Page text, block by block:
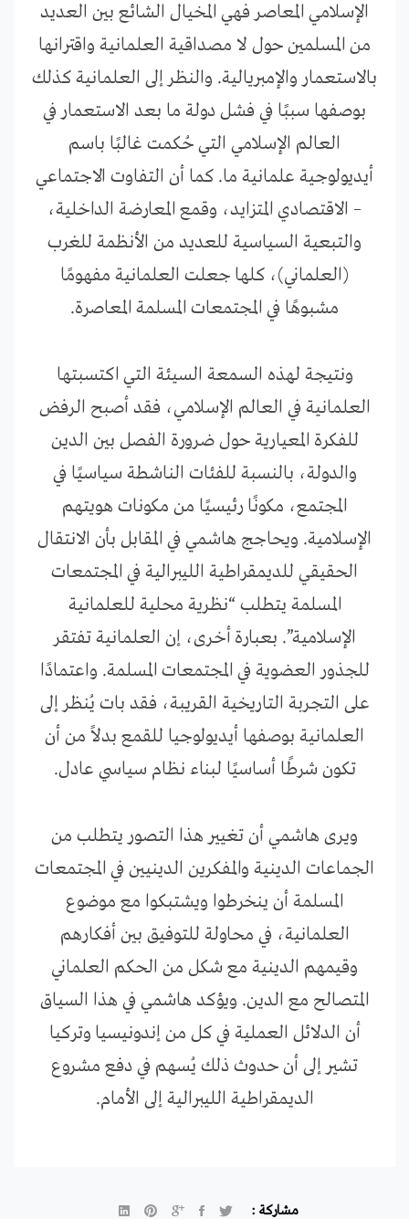
الإسلامي المعاصر فهي المخيال الشائع بين العديد
من المسلمين حول لا مصداقية العلمانية واقترانها
بالاستعمار والإمبريالية. والنظر إلى العلمانية كذلك
بوصفها سببًا في فشل دولة ما بعد الاستعمار في
العالم الإسلامي التي حُكمت غالبًا باسم
أيديولوجية علمانية ما. كما أن التفاوت الاجتماعي
– الاقتصادي المتزايد، وقمع المعارضة الداخلية،
والتبعية السياسية للعديد من الأنظمة للغرب
(العلماني)، كلها جعلت العلمانية مفهومًا
مشبوهًا في المجتمعات المسلمة المعاصرة.
ونتيجة لهذه السمعة السيئة التي اكتسبتها
العلمانية في العالم الإسلامي، فقد أصبح الرفض
للفكرة المعيارية حول ضرورة الفصل بين الدين
والدولة، بالنسبة للفئات الناشطة سياسيًا في
المجتمع، مكونًا رئيسيًا من مكونات هويتهم
الإسلامية. ويحاجج هاشمي في المقابل بأن الانتقال
الحقيقي للديمقراطية الليبرالية في المجتمعات
المسلمة يتطلب “نظرية محلية للعلمانية
الإسلامية”. بعبارة أخرى، إن العلمانية تفتقر
للجذور العضوية في المجتمعات المسلمة. واعتمادًا
على التجربة التاريخية القريبة، فقد بات يُنظر إلى
العلمانية بوصفها أيديولوجيا للقمع بدلاً من أن
تكون شرطًا أساسيًا لبناء نظام سياسي عادل.
ويرى هاشمي أن تغيير هذا التصور يتطلب من
الجماعات الدينية والمفكرين الدينيين في المجتمعات
المسلمة أن ينخرطوا ويشتبكوا مع موضوع
العلمانية، في محاولة للتوفيق بين أفكارهم
وقيمهم الدينية مع شكل من الحكم العلماني
المتصالح مع الدين. ويؤكد هاشمي في هذا السياق
أن الدلائل العملية في كل من إندونيسيا وتركيا
تشير إلى أن حدوث ذلك يُسهم في دفع مشروع
الديمقراطية الليبرالية إلى الأمام.
مشاركة :